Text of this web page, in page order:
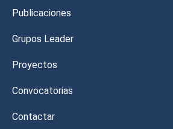
Publicaciones
Grupos Leader
Proyectos
Convocatorias
Contactar